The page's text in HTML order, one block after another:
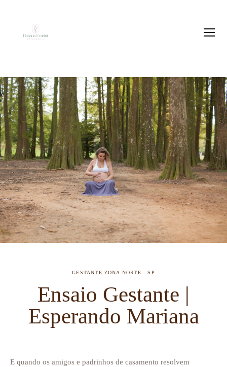
GESTANTE ZONA NORTE - SP
Ensaio Gestante |
Esperando Mariana
E quando os amigos e padrinhos de casamento resolvem